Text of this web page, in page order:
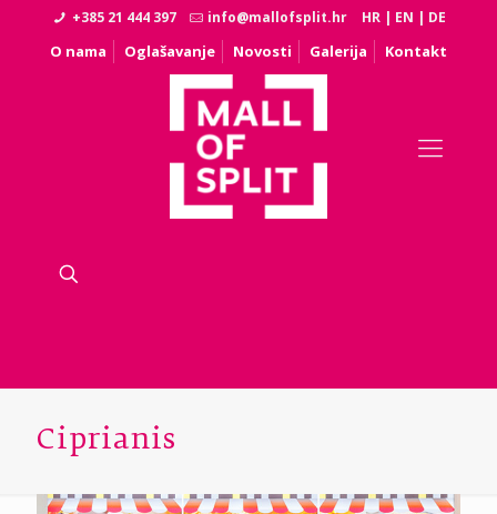
+385 21 444 397 info@mallofsplit.hr HR | EN | DE
O nama Oglašavanje Novosti Galerija Kontakt
Ciprianis